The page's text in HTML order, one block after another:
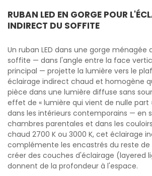
RUBAN LED EN GORGE POUR
INDIRECT DU SOFFITE
Un ruban LED dans une gorge
soffite — dans l'angle entre la face
principal — projette la lumière vers le
éclairage indirect chaud et homogène
pièce dans une lumière diffuse sans
effet de « lumière qui vient de nulle part
dans les intérieurs contemporains — en
chambres parentales et dans les
chaud 2700 K ou 3000 K, cet éclairage
complémente les encastrés du reste de
créer des couches d'éclairage (layered
donnent de la profondeur à l'espace.